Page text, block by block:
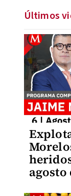
Últimos
agosto